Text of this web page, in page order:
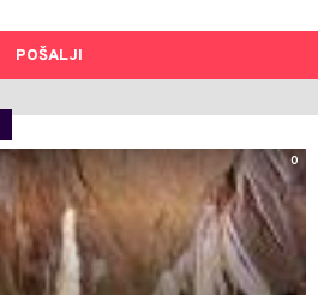
POŠALJI
0